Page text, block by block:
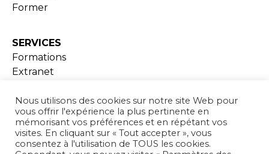
Former
SERVICES
Formations
Extranet
ADHESION
Nous utilisons des cookies sur notre site Web pour
vous offrir l'expérience la plus pertinente en
mémorisant vos préférences et en répétant vos
visites. En cliquant sur « Tout accepter », vous
consentez à l'utilisation de TOUS les cookies.